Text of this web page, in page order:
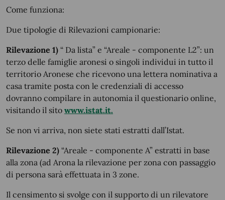
Come funziona:
Due tipologie di Rilevazioni campionarie:
Rilevazione 1) “ Da lista” e “Areale - componente L2”: un
terzo delle famiglie aronesi o singoli individui in tutto il
territorio Aronese che ricevono una lettera nominativa a
casa tramite posta con le credenziali di accesso
dovranno compilare in autonomia il questionario online,
visitando il sito www.istat.it.
Se non vi arriva, non siete stati estratti dall’Istat.
Rilevazione 2) “Areale - componente A” estratti in base
alla zona (ad Arona la rilevazione per zona con passaggio
di persona sarà effettuata in 3 zone.
Il censimento si svolge con il supporto di un rilevatore